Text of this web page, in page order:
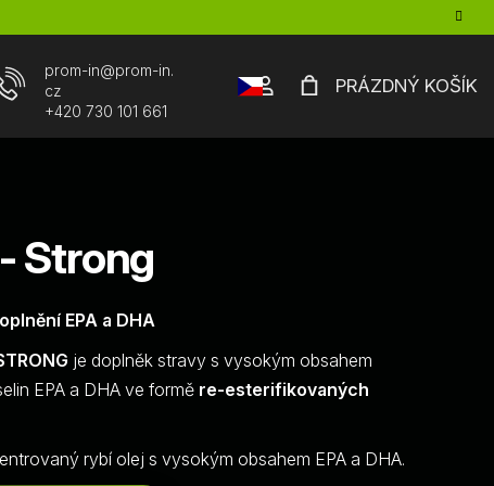
prom-in@prom-in.
cz
+420 730 101 661
PřihlášeníPRÁZDNÝ KOŠÍK
Strong
EPA a DHA
je doplněk stravy s vysokým obsahem
EPA a DHA ve formě re-esterifikovaných
rybí olej s vysokým obsahem EPA a DHA.